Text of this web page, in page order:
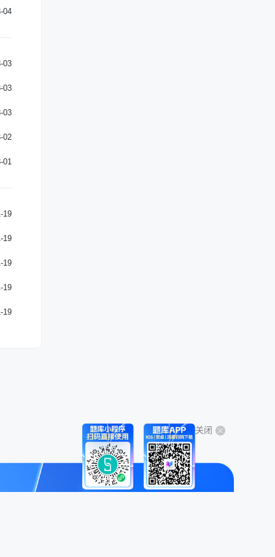
04
03
03
03
02
01
19
19
19
19
19
关闭